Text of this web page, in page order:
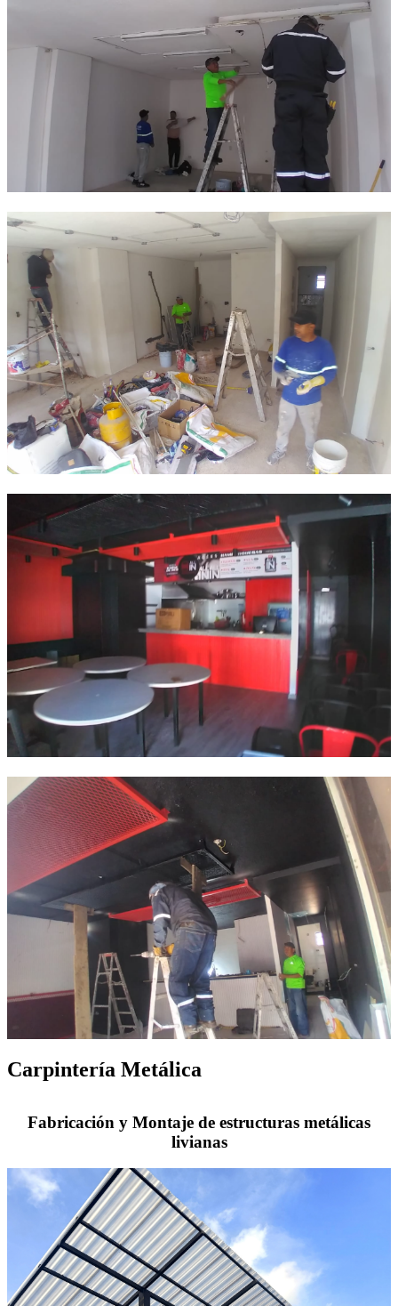
Carpintería Metálica
Fabricación y Montaje de estructuras metálicas
livianas